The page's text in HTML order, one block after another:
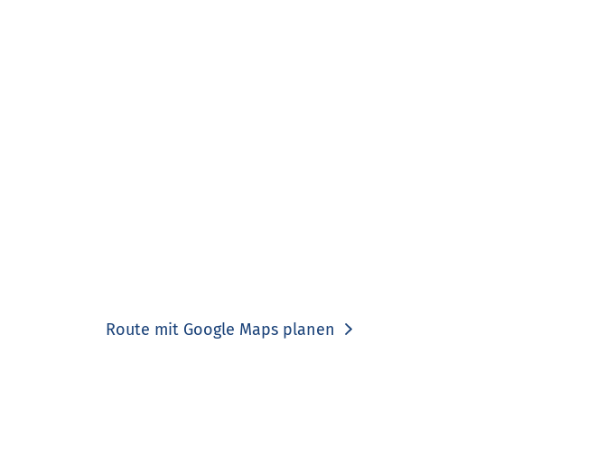
Route mit Google Maps planen